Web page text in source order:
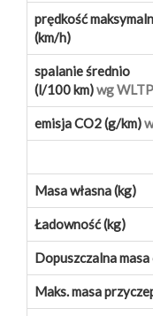
prędkość
(km/h)
spalanie średnio
(l/100 km)wg WLTP
emisja CO2 (g/km)
Masa własna (kg)
Ładowność (kg)
Dopuszczalna
Maks. masa